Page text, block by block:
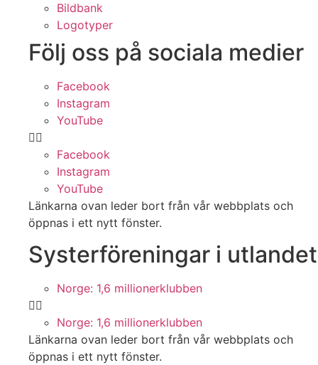
Bildbank
Logotyper
Följ oss på sociala medier
Facebook
Instagram
YouTube
Facebook
Instagram
YouTube
Länkarna ovan leder bort från vår webbplats och
öppnas i ett nytt fönster.
Systerföreningar i utlandet
Norge: 1,6 millionerklubben
Norge: 1,6 millionerklubben
Länkarna ovan leder bort från vår webbplats och
öppnas i ett nytt fönster.